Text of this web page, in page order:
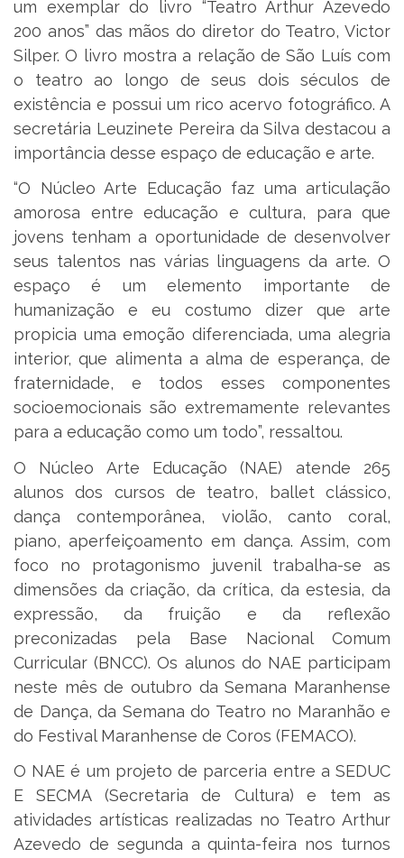
um exemplar do livro “Teatro Arthur Azevedo
200 anos” das mãos do diretor do Teatro, Victor
Silper. O livro mostra a relação de São Luís com
o teatro ao longo de seus dois séculos de
existência e possui um rico acervo fotográfico. A
secretária Leuzinete Pereira da Silva destacou a
importância desse espaço de educação e arte.
“O Núcleo Arte Educação faz uma articulação
amorosa entre educação e cultura, para que
jovens tenham a oportunidade de desenvolver
seus talentos nas várias linguagens da arte. O
espaço é um elemento importante de
humanização e eu costumo dizer que arte
propicia uma emoção diferenciada, uma alegria
interior, que alimenta a alma de esperança, de
fraternidade, e todos esses componentes
socioemocionais são extremamente relevantes
para a educação como um todo”, ressaltou.
O Núcleo Arte Educação (NAE) atende 265
alunos dos cursos de teatro, ballet clássico,
dança contemporânea, violão, canto coral,
piano, aperfeiçoamento em dança. Assim, com
foco no protagonismo juvenil trabalha-se as
dimensões da criação, da crítica, da estesia, da
expressão, da fruição e da reflexão
preconizadas pela Base Nacional Comum
Curricular (BNCC). Os alunos do NAE participam
neste mês de outubro da Semana Maranhense
de Dança, da Semana do Teatro no Maranhão e
do Festival Maranhense de Coros (FEMACO).
O NAE é um projeto de parceria entre a SEDUC
E SECMA (Secretaria de Cultura) e tem as
atividades artísticas realizadas no Teatro Arthur
Azevedo de segunda a quinta-feira nos turnos